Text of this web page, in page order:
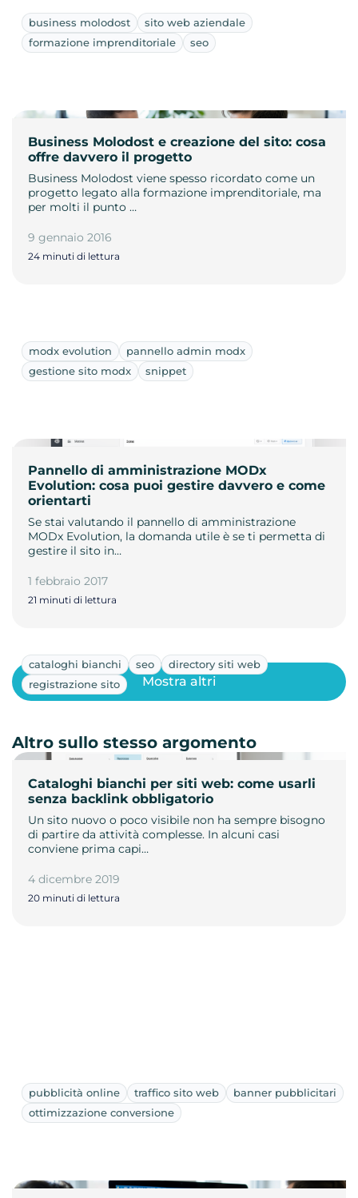
business molodost
sito web aziendale
formazione imprenditoriale
seo
Business Molodost e creazione del sito: cosa
offre davvero il progetto
Business Molodost viene spesso ricordato come un
progetto legato alla formazione imprenditoriale, ma
per molti il punto …
9 gennaio 2016
24 minuti di lettura
modx evolution
pannello admin modx
gestione sito modx
snippet
Pannello di amministrazione MODx
Evolution: cosa puoi gestire davvero e come
orientarti
Se stai valutando il pannello di amministrazione
MODx Evolution, la domanda utile è se ti permetta di
gestire il sito in…
1 febbraio 2017
21 minuti di lettura
cataloghi bianchi seo
directory siti web
registrazione sito
Cataloghi bianchi per siti web: come usarli
senza backlink obbligatorio
Un sito nuovo o poco visibile non ha sempre bisogno
di partire da attività complesse. In alcuni casi
conviene prima capi…
4 dicembre 2019
20 minuti di lettura
Mostra altri
Altro sullo stesso argomento
pubblicità online traffico sito web
banner pubblicitari
ottimizzazione conversione